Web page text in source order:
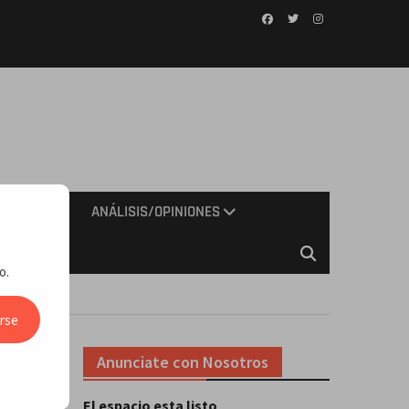
ANÁLISIS/OPINIONES
Anunciate con Nosotros
El espacio esta listo